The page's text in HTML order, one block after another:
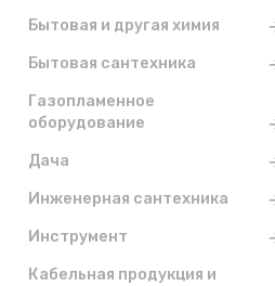
Бытовая и другая химия
Бытовая сантехника
Газопламенное
оборудование
Дача
Инженерная сантехника
Инструмент
Кабельная продукция и